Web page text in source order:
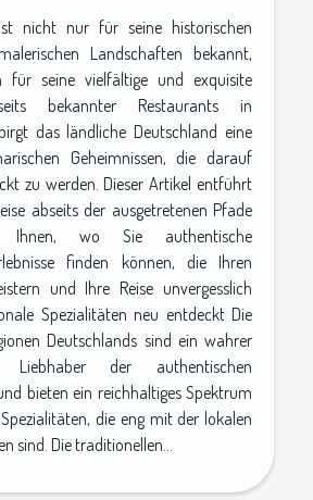
nicht nur für seine historischen
Landschaften bekannt,
für seine vielfältige und exquisite
bekannter Restaurants in
das ländliche Deutschland eine
Geheimnissen, die darauf
zu werden. Dieser Artikel entführt
abseits der ausgetretenen Pfade
wo Sie authentische
finden können, die Ihren
und Ihre Reise unvergesslich
Spezialitäten neu entdeckt Die
Deutschlands sind ein wahrer
der authentischen
bieten ein reichhaltiges Spektrum
die eng mit der lokalen
sind. Die traditionellen...